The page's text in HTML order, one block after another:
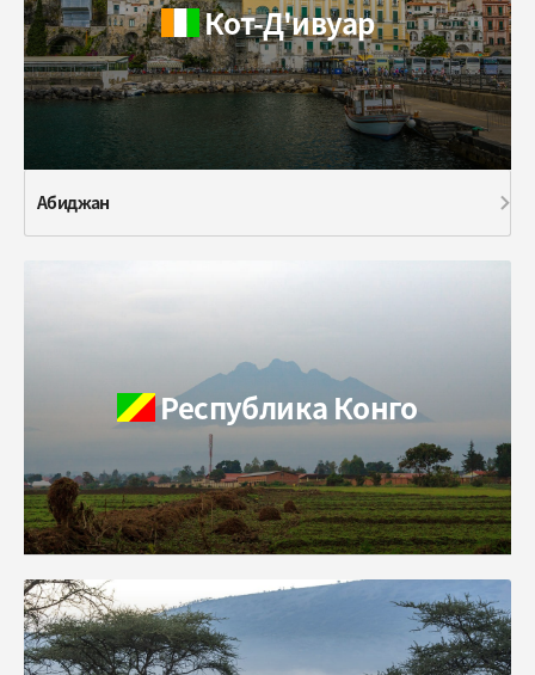
Кот-Д'ивуар
Абиджан
Республика Конго